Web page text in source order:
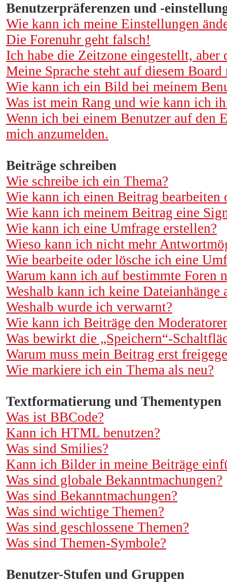
Benutzerpräferenzen und -
Wie kann ich meine Einstellungen
Die Forenuhr geht falsch!
Ich habe die Zeitzone eingestellt,
Meine Sprache steht auf diesem
Wie kann ich ein Bild bei meinem
Was ist mein Rang und wie kann ich
Wenn ich bei einem Benutzer auf
mich anzumelden.
Beiträge schreiben
Wie schreibe ich ein Thema?
Wie kann ich einen Beitrag bearbeiten
Wie kann ich meinem Beitrag eine
Wie kann ich eine Umfrage erstellen?
Wieso kann ich nicht mehr
Wie bearbeite oder lösche ich eine
Warum kann ich auf bestimmte Foren
Weshalb kann ich keine Dateianhänge
Weshalb wurde ich verwarnt?
Wie kann ich Beiträge den
Was bewirkt die „Speichern“-
Warum muss mein Beitrag erst
Wie markiere ich ein Thema als neu?
Textformatierung und Thementypen
Was ist BBCode?
Kann ich HTML benutzen?
Was sind Smilies?
Kann ich Bilder in meine Beiträge
Was sind globale Bekanntmachungen?
Was sind Bekanntmachungen?
Was sind wichtige Themen?
Was sind geschlossene Themen?
Was sind Themen-Symbole?
Benutzer-Stufen und Gruppen